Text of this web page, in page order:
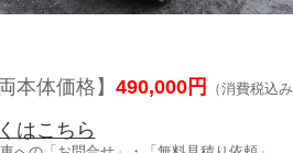
本体価格】 490,000円 （消費税込み
はこちら